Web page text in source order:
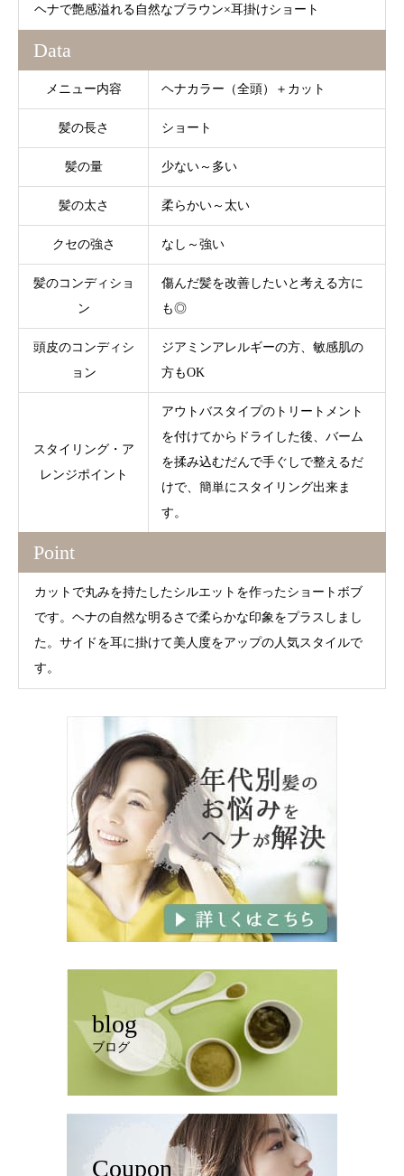
ヘナで艶感溢れる自然なブラウン×耳掛けショート
Data
メニュー内容 ヘナカラー（全頭）＋カット
髪の長さ ショート
髪の量 少ない～多い
髪の太さ 柔らかい～太い
クセの強さ なし～強い
髪のコンディショ
ン
傷んだ髪を改善したいと考える方に
も◎
頭皮のコンディシ
ョン
ジアミンアレルギーの方、敏感肌の
方もOK
スタイリング・ア
レンジポイント
アウトバスタイプのトリートメント
を付けてからドライした後、バーム
を揉み込むだんで手ぐしで整えるだ
けで、簡単にスタイリング出来ま
す。
Point
カットで丸みを持たしたシルエットを作ったショートボブ
です。ヘナの自然な明るさで柔らかな印象をプラスしまし
た。サイドを耳に掛けて美人度をアップの人気スタイルで
す。
blog
ブログ
Coupon